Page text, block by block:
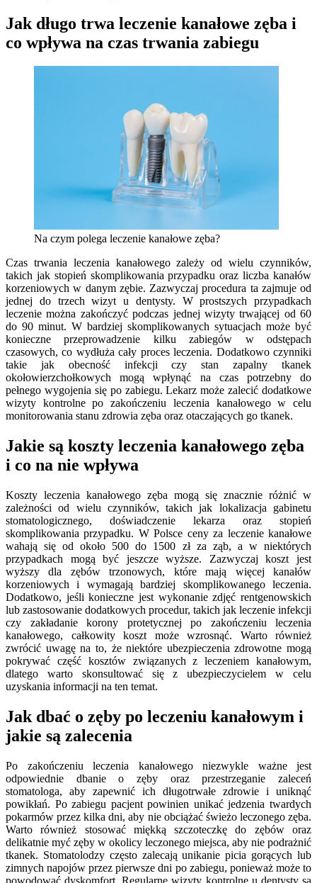
Jak długo trwa leczenie kanałowe zęba i
co wpływa na czas trwania zabiegu
Na czym polega leczenie kanałowe zęba?
Czas trwania leczenia kanałowego zależy od wielu czynników,
takich jak stopień skomplikowania przypadku oraz liczba kanałów
korzeniowych w danym zębie. Zazwyczaj procedura ta zajmuje od
jednej do trzech wizyt u dentysty. W prostszych przypadkach
leczenie można zakończyć podczas jednej wizyty trwającej od 60
do 90 minut. W bardziej skomplikowanych sytuacjach może być
konieczne przeprowadzenie kilku zabiegów w odstępach
czasowych, co wydłuża cały proces leczenia. Dodatkowo czynniki
takie jak obecność infekcji czy stan zapalny tkanek
okołowierzchołkowych mogą wpłynąć na czas potrzebny do
pełnego wygojenia się po zabiegu. Lekarz może zalecić dodatkowe
wizyty kontrolne po zakończeniu leczenia kanałowego w celu
monitorowania stanu zdrowia zęba oraz otaczających go tkanek.
Jakie są koszty leczenia kanałowego zęba
i co na nie wpływa
Koszty leczenia kanałowego zęba mogą się znacznie różnić w
zależności od wielu czynników, takich jak lokalizacja gabinetu
stomatologicznego, doświadczenie lekarza oraz stopień
skomplikowania przypadku. W Polsce ceny za leczenie kanałowe
wahają się od około 500 do 1500 zł za ząb, a w niektórych
przypadkach mogą być jeszcze wyższe. Zazwyczaj koszt jest
wyższy dla zębów trzonowych, które mają więcej kanałów
korzeniowych i wymagają bardziej skomplikowanego leczenia.
Dodatkowo, jeśli konieczne jest wykonanie zdjęć rentgenowskich
lub zastosowanie dodatkowych procedur, takich jak leczenie infekcji
czy zakładanie korony protetycznej po zakończeniu leczenia
kanałowego, całkowity koszt może wzrosnąć. Warto również
zwrócić uwagę na to, że niektóre ubezpieczenia zdrowotne mogą
pokrywać część kosztów związanych z leczeniem kanałowym,
dlatego warto skonsultować się z ubezpieczycielem w celu
uzyskania informacji na ten temat.
Jak dbać o zęby po leczeniu kanałowym i
jakie są zalecenia
Po zakończeniu leczenia kanałowego niezwykle ważne jest
odpowiednie dbanie o zęby oraz przestrzeganie zaleceń
stomatologa, aby zapewnić ich długotrwałe zdrowie i uniknąć
powikłań. Po zabiegu pacjent powinien unikać jedzenia twardych
pokarmów przez kilka dni, aby nie obciążać świeżo leczonego zęba.
Warto również stosować miękką szczoteczkę do zębów oraz
delikatnie myć zęby w okolicy leczonego miejsca, aby nie podrażnić
tkanek. Stomatolodzy często zalecają unikanie picia gorących lub
zimnych napojów przez pierwsze dni po zabiegu, ponieważ może to
powodować dyskomfort. Regularne wizyty kontrolne u dentysty są